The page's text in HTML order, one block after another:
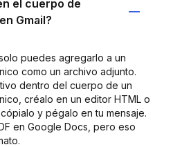
el cuerpo de
Gmail?
puedes agregarlo a un
como un archivo adjunto.
dentro del cuerpo de un
créalo en un editor HTML o
y pégalo en tu mensaje.
en Google Docs, pero eso